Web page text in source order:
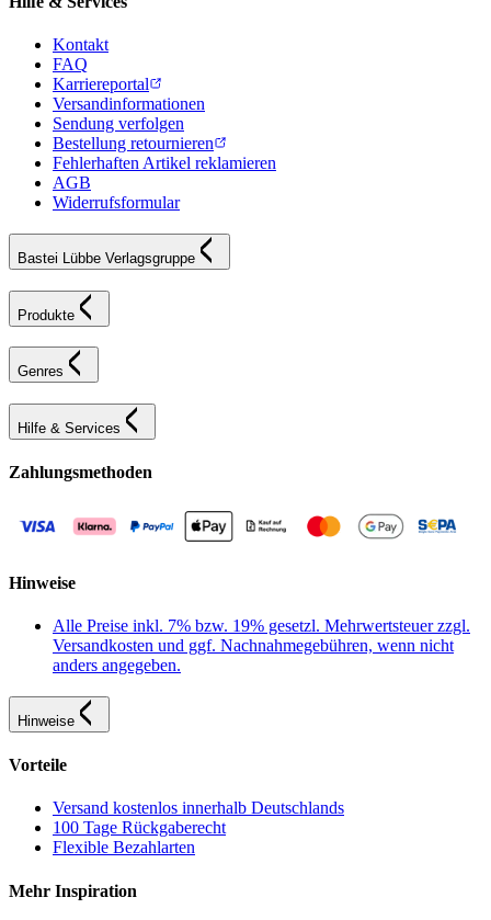
Kontakt
FAQ
Karriereportal
Versandinformationen
Sendung verfolgen
Bestellung retournieren
Fehlerhaften Artikel reklamieren
AGB
Widerrufsformular
Bastei Lübbe Verlagsgruppe
Produkte
Genres
Hilfe & Services
Zahlungsmethoden
Hinweise
Alle Preise inkl. 7% bzw. 19% gesetzl. Mehrwertsteuer zzgl.
Versandkosten und ggf. Nachnahmegebühren, wenn nicht
anders angegeben.
Hinweise
Vorteile
Versand kostenlos innerhalb Deutschlands
100 Tage Rückgaberecht
Flexible Bezahlarten
Mehr Inspiration